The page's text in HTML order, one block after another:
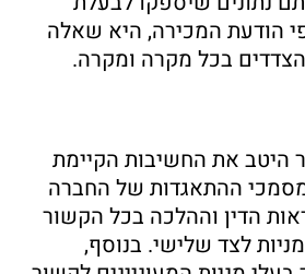
הודעת המכירה, היא שאלה
בכל מקרה ומקרה.
היטב את החשיבות הקיימת
ההתאגדות של החברה
הדין וההלכה בכל הקשור
לצד שלישי. בנוסף,